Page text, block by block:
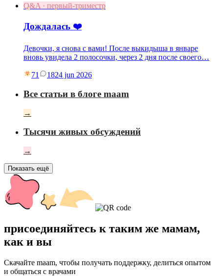
Q&A · первый-триместр
Дождалась ❤️
Девочки, я снова с вами! После выкидыша в январе
вновь увидела 2 полосочки, через 2 дня после своего…
71 1824 jun 2026
Все статьи в блоге maam
→
Тысячи живых обсуждений
→
Показать ещё
присоединяйтесь к таким же мамам,
как и вы
Скачайте maam, чтобы получать поддержку, делиться опытом
и общаться с врачами